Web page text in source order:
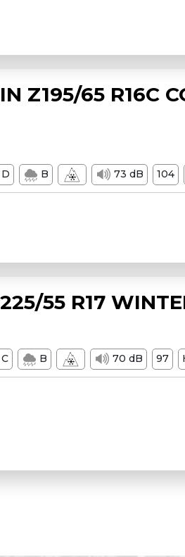
Z195/65 R16C
D B 73 dB 104
55 R17
C B 70 dB 97